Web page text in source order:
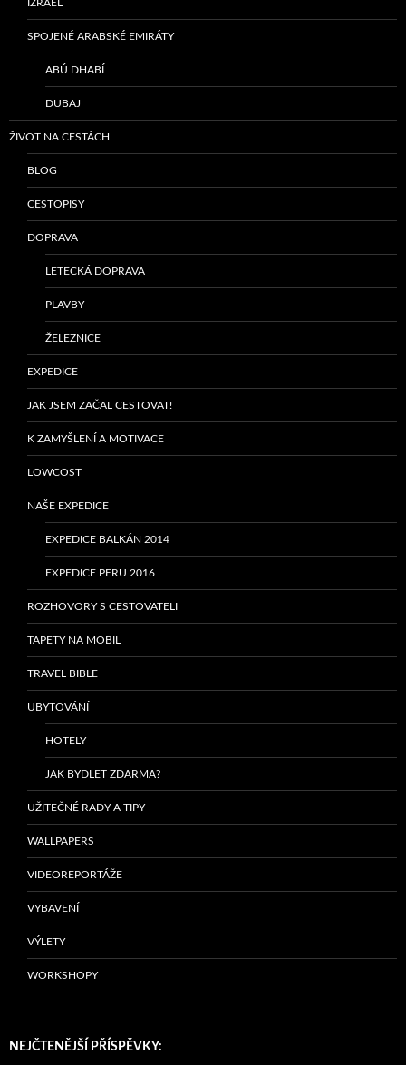
IZRAEL
SPOJENÉ ARABSKÉ EMIRÁTY
ABÚ DHABÍ
DUBAJ
ŽIVOT NA CESTÁCH
BLOG
CESTOPISY
DOPRAVA
LETECKÁ DOPRAVA
PLAVBY
ŽELEZNICE
EXPEDICE
JAK JSEM ZAČAL CESTOVAT!
K ZAMYŠLENÍ A MOTIVACE
LOWCOST
NAŠE EXPEDICE
EXPEDICE BALKÁN 2014
EXPEDICE PERU 2016
ROZHOVORY S CESTOVATELI
TAPETY NA MOBIL
TRAVEL BIBLE
UBYTOVÁNÍ
HOTELY
JAK BYDLET ZDARMA?
UŽITEČNÉ RADY A TIPY
WALLPAPERS
VIDEOREPORTÁŽE
VYBAVENÍ
VÝLETY
WORKSHOPY
NEJČTENĚJŠÍ PŘÍSPĚVKY: